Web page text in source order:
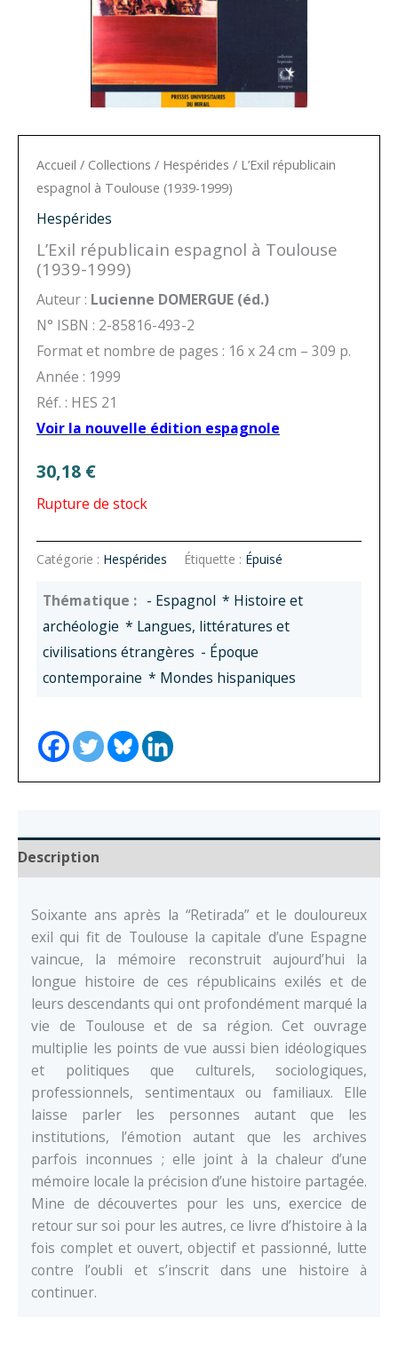
Accueil / Collections / Hespérides / L’Exil républicain
espagnol à Toulouse (1939-1999)
Hespérides
L’Exil républicain espagnol à Toulouse
(1939-1999)
Auteur : Lucienne DOMERGUE (éd.)
N° ISBN : 2-85816-493-2
Format et nombre de pages : 16 x 24 cm – 309 p.
Année : 1999
Réf. : HES 21
Voir la nouvelle édition espagnole
30,18 €
Rupture de stock
Catégorie : Hespérides Étiquette : Épuisé
- Espagnol * Histoire et
archéologie * Langues, littératures et
civilisations étrangères - Époque
contemporaine * Mondes hispaniques
Description
Soixante ans après la “Retirada” et le douloureux
exil qui fit de Toulouse la capitale d’une Espagne
vaincue, la mémoire reconstruit aujourd’hui la
longue histoire de ces républicains exilés et de
leurs descendants qui ont profondément marqué la
vie de Toulouse et de sa région. Cet ouvrage
multiplie les points de vue aussi bien idéologiques
et politiques que culturels, sociologiques,
professionnels, sentimentaux ou familiaux. Elle
laisse parler les personnes autant que les
institutions, l’émotion autant que les archives
parfois inconnues ; elle joint à la chaleur d’une
mémoire locale la précision d’une histoire partagée.
Mine de découvertes pour les uns, exercice de
retour sur soi pour les autres, ce livre d’histoire à la
fois complet et ouvert, objectif et passionné, lutte
contre l’oubli et s’inscrit dans une histoire à
continuer.